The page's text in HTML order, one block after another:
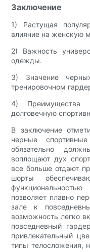
Заключение
1) Растущая
влияние на женскую
2) Важность
одежды.
3) Значение
тренировочном
4) Преимущества
долговечную
В заключение
черные
обязательно
воплощают дух
все больше отдают
шорты
позволяет плавно
зале к
возможность легко
повседневный
привлекательный
типы телосложения,